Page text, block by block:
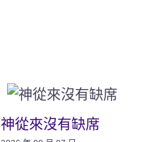
神從來沒有缺席